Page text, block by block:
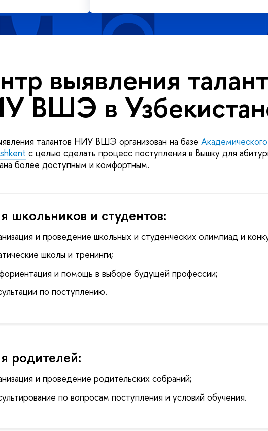
выявления
ВШЭ в
талантов НИУ ВШЭ организован на базе
с целью сделать процесс поступления в Вышку для
более доступным и комфортным.
школьников и студентов:
и проведение школьных и студенческих олимпиад и
школы и тренинги;
и помощь в выборе будущей профессии;
по поступлению.
родителей:
и проведение родительских собраний;
по вопросам поступления и условий обучения.